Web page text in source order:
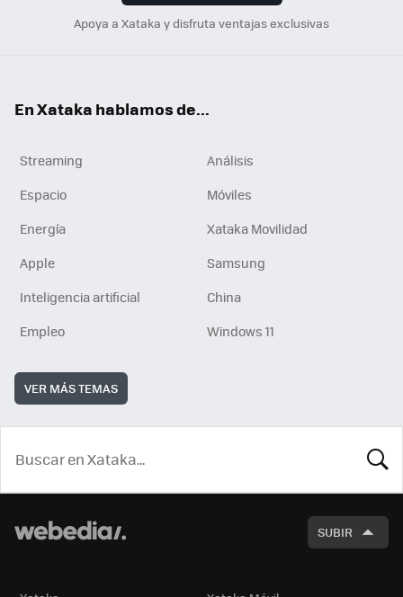
Apoya a Xataka y disfruta ventajas exclusivas
En Xataka hablamos de...
Streaming
Análisis
Espacio
Móviles
Energía
Xataka Movilidad
Apple
Samsung
Inteligencia artificial
China
Empleo
Windows 11
VER MÁS TEMAS
SUBIR